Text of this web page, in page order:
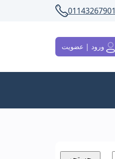
01143267901
ورود | عضویت